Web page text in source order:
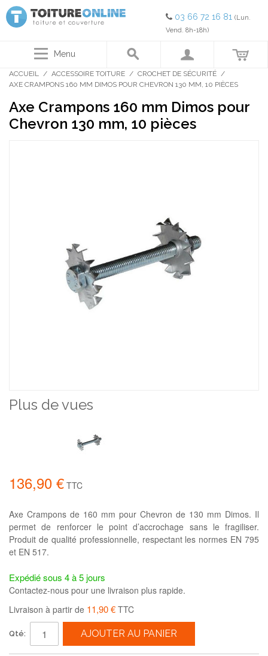
03 66 72 16 81 (Lun.
Vend. 8h-18h)
Menu
ACCUEIL / ACCESSOIRE TOITURE / CROCHET DE SÉCURITÉ /
AXE CRAMPONS 160 MM DIMOS POUR CHEVRON 130 MM, 10 PIÈCES
Axe Crampons 160 mm Dimos pour
Chevron 130 mm, 10 pièces
Plus de vues
136,90 € TTC
Axe Crampons de 160 mm pour Chevron de 130 mm Dimos. Il
permet de renforcer le point d’accrochage sans le fragiliser.
Produit de qualité professionnelle, respectant les normes EN 795
et EN 517.
Expédié sous 4 à 5 jours
Contactez-nous pour une livraison plus rapide.
Livraison à partir de 11,90 € TTC
Qté: AJOUTER AU PANIER